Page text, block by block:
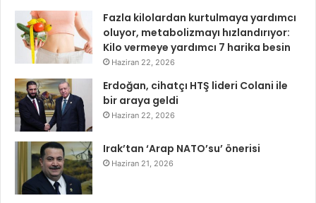
Fazla kilolardan kurtulmaya yardımcı
oluyor, metabolizmayı hızlandırıyor:
Kilo vermeye yardımcı 7 harika besin
Haziran 22, 2026
Erdoğan, cihatçı HTŞ lideri Colani ile
bir araya geldi
Haziran 22, 2026
Irak’tan ‘Arap NATO’su’ önerisi
Haziran 21, 2026